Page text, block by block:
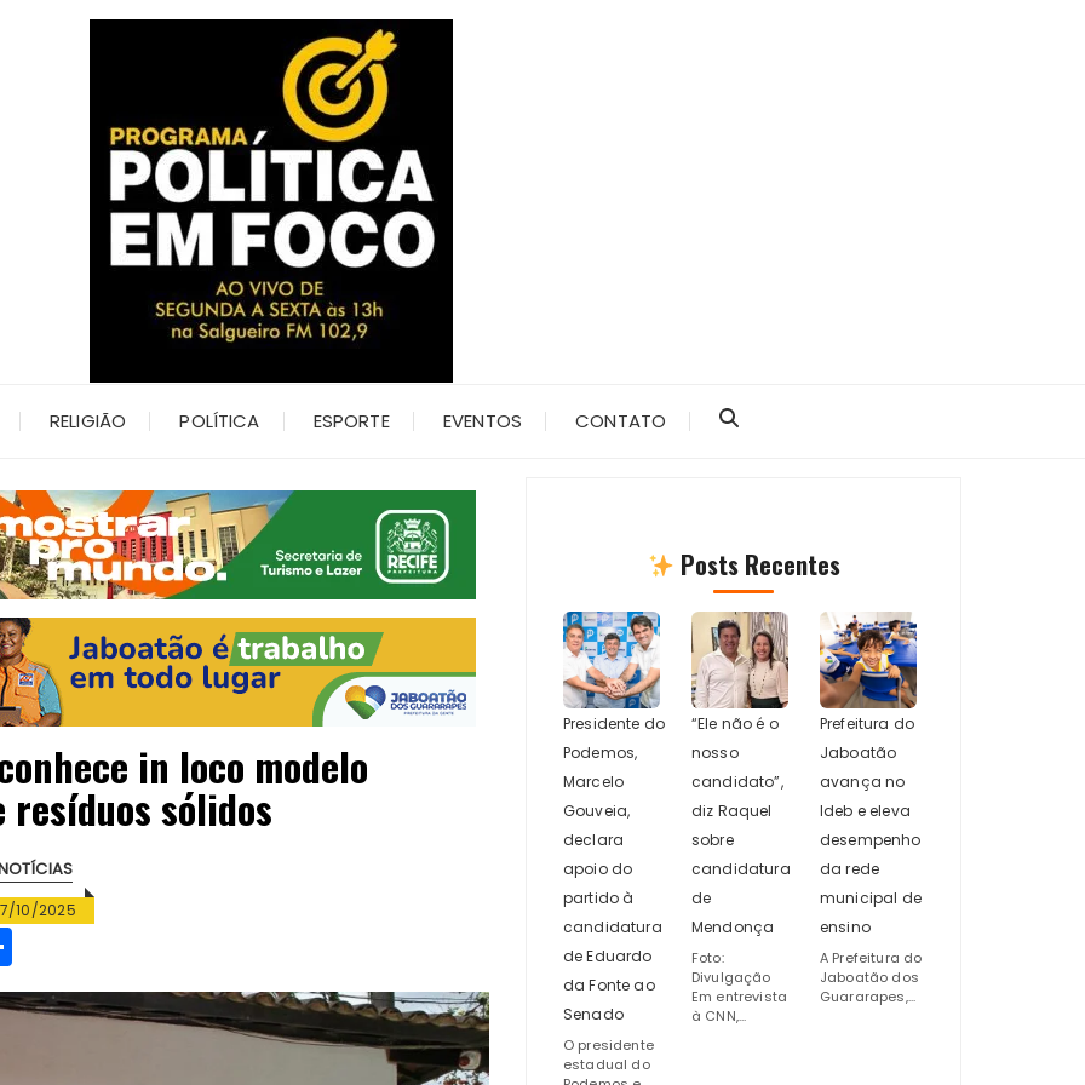
RELIGIÃO POLÍTICA ESPORTE EVENTOS CONTATO
in loco modelo
resíduos sólidos
10/2025
h
a
Posts Recentes
Presidente do
Podemos,
Marcelo
Gouveia,
declara
apoio do
partido à
candidatura
de Eduardo
da Fonte ao
Senado
O presidente
estadual do
“Ele não é o
nosso
candidato”,
diz Raquel
sobre
candidatura
de
Mendonça
Foto:
Divulgação
Em entrevista
à CNN,...
Prefeitura do
Jaboatão
avança no
Ideb e eleva
desempenho
da rede
municipal de
ensino
A Prefeitura do
Jaboatão dos
Guararapes,...